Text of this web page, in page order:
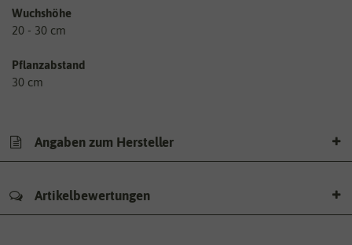
Wuchshöhe
20 - 30 cm
Pflanzabstand
30 cm
Angaben zum Hersteller
Artikelbewertungen